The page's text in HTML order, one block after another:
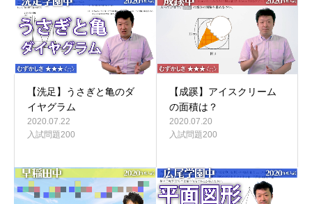
【洗足】うさぎと亀のダ
イヤグラム
2020.07.22
入試問題200
【成蹊】アイスクリーム
の面積は？
2020.07.20
入試問題200